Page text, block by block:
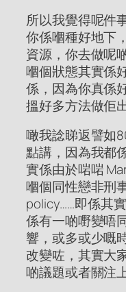
所以我覺得呢件
你係嗰種好地下
資源，你去做呢
嗰個狀態其實係
係，因為你真係
搵好多方法做佢
噉我諗睇返譬如
點講，因為我都
實係由於啱啱
嗰個同性戀非刑
policy……即係其
係有一啲嘢變唔
響，或多或少嘅
改變咗，其實大
啲議題或者關注上